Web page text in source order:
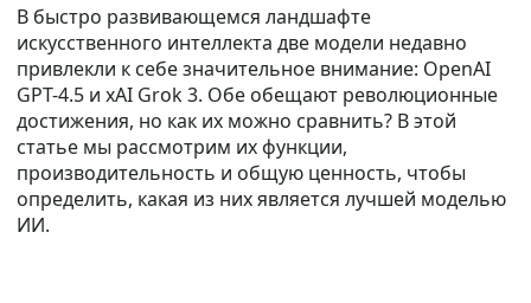
В быстро развивающемся ландшафте
искусственного интеллекта две модели недавно
привлекли к себе значительное внимание: OpenAI
GPT-4.5 и xAI Grok 3. Обе обещают революционные
достижения, но как их можно сравнить? В этой
статье мы рассмотрим их функции,
производительность и общую ценность, чтобы
определить, какая из них является лучшей моделью
ИИ.